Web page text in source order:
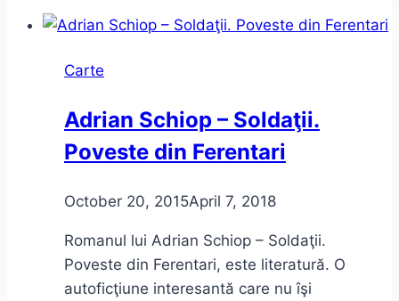
născut
Vintilă
Horia
Carte
Adrian Schiop – Soldaţii.
Poveste din Ferentari
October 20, 2015April 7, 2018
Romanul lui Adrian Schiop – Soldaţii.
Poveste din Ferentari, este literatură. O
autoficţiune interesantă care nu îşi